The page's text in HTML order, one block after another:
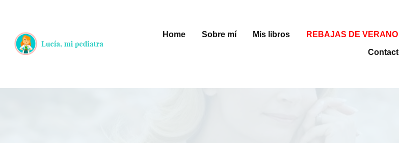
contenido
Home Sobre mí Mis libros REBAJAS DE VERANO